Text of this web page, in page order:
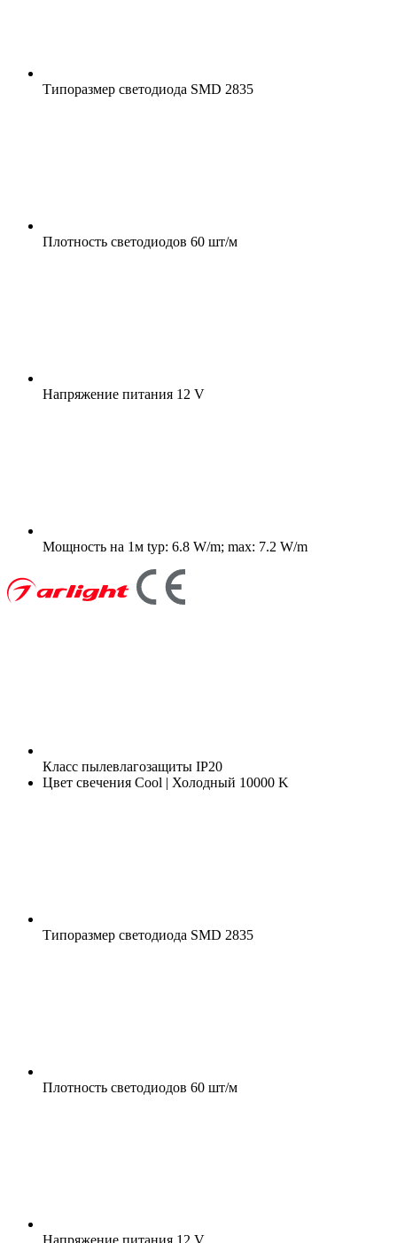
Типоразмер светодиода SMD 2835
Плотность светодиодов 60 шт/м
Напряжение питания 12 V
Мощность на 1м typ: 6.8 W/m; max: 7.2 W/m
Класс пылевлагозащиты IP20
Цвет свечения Cool | Холодный 10000 K
Типоразмер светодиода SMD 2835
Плотность светодиодов 60 шт/м
Напряжение питания 12 V